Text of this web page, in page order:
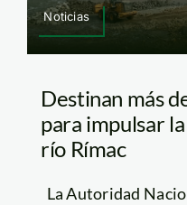
Noticias
Destinan más
para impulsar
río Rímac
La Autoridad